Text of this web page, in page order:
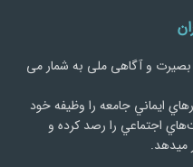
بصیرت و آگاهی ملی به شمار می
ايماني جامعه را وظيفه خود
اجتماعي را رصد کرده و
میدهد.